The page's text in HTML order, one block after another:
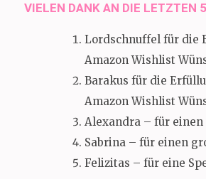
VIELEN DANK AN DIE LETZTEN
Lordschnuffel für die
Amazon Wishlist
Barakus für die
Amazon Wishlist
Alexandra – für einen
Sabrina – für einen
Felizitas – für eine